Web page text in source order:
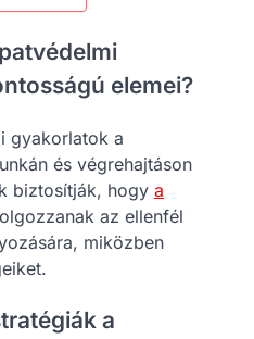
elemei?
gyakorlatok a
és végrehajtáson
biztosítják, hogy a
az ellenfél
miközben
a